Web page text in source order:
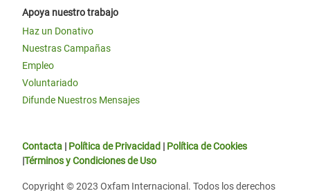
Apoya nuestro trabajo
Haz un Donativo
Nuestras Campañas
Empleo
Voluntariado
Difunde Nuestros Mensajes
Contacta | Política de Privacidad | Política de Cookies
|Términos y Condiciones de Uso
Copyright © 2023 Oxfam Internacional. Todos los derechos